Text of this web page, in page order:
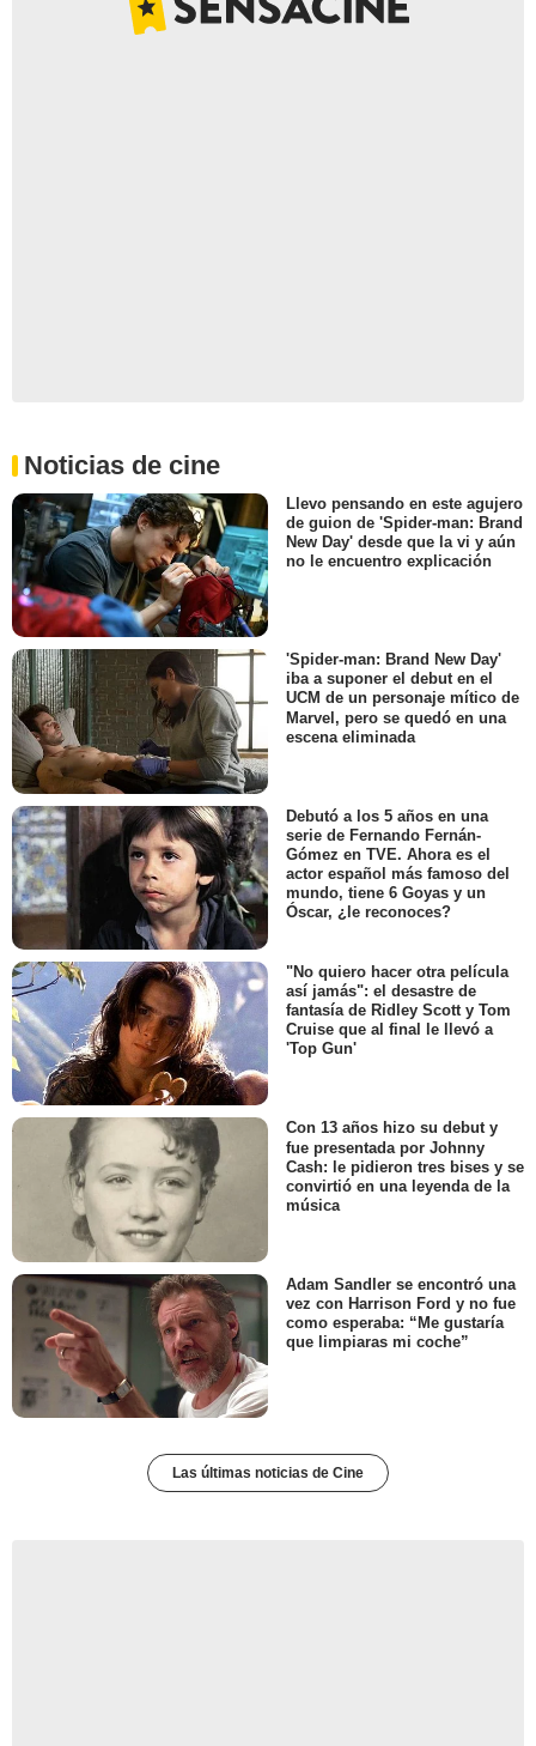
Noticias de cine
Llevo pensando en este agujero
de guion de 'Spider-man: Brand
New Day' desde que la vi y aún
no le encuentro explicación
'Spider-man: Brand New Day'
iba a suponer el debut en el
UCM de un personaje mítico de
Marvel, pero se quedó en una
escena eliminada
Debutó a los 5 años en una
serie de Fernando Fernán-
Gómez en TVE. Ahora es el
actor español más famoso del
mundo, tiene 6 Goyas y un
Óscar, ¿le reconoces?
"No quiero hacer otra película
así jamás": el desastre de
fantasía de Ridley Scott y Tom
Cruise que al final le llevó a
'Top Gun'
Con 13 años hizo su debut y
fue presentada por Johnny
Cash: le pidieron tres bises y se
convirtió en una leyenda de la
música
Adam Sandler se encontró una
vez con Harrison Ford y no fue
como esperaba: “Me gustaría
que limpiaras mi coche”
Las últimas noticias de Cine